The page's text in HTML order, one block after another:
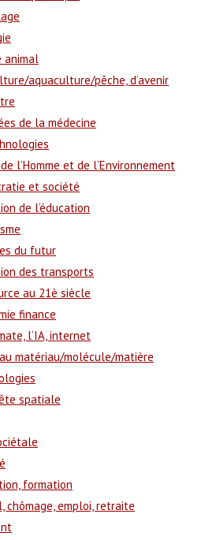
animal
aquaculture/pêche, d’avenir
de la médecine
l’Homme et de l’Environnement
et société
de l’éducation
du futur
des transports
au 21è siècle
finance
l’IA, internet
matériau/molécule/matière
spatiale
formation
chômage, emploi, retraite